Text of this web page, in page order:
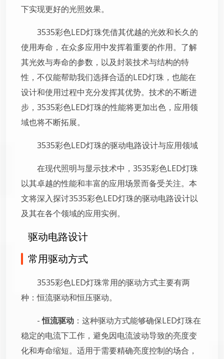
下实现更好的光照效果。
3535彩色LED灯珠凭借其优越的光效和长久的
使用寿命，在众多应用中发挥着重要的作用。了解
其光效与寿命的参数，以及封装技术与结构的特
性，不仅能帮助我们选择合适的LED灯珠，也能在
设计和使用过程中充分发挥其优势。技术的不断进
步，3535彩色LED灯珠的性能将更加出色，应用领
域也将不断拓展。
3535彩色LED灯珠的驱动电路设计与应用领域
在现代照明与显示技术中，3535彩色LED灯珠
以其卓越的性能和丰富的应用场景而备受关注。本
文将深入探讨3535彩色LED灯珠的驱动电路设计以
及其在各个领域的应用实例。
驱动电路设计
常用驱动方式
3535彩色LED灯珠常用的驱动方式主要有两
种：恒流驱动和恒压驱动。
-恒流驱动 ：这种驱动方式能够确保LED灯珠在
稳定的电流下工作，避免因电流波动导致的亮度变
化和寿命缩短。适用于需要精确亮度控制的场合，